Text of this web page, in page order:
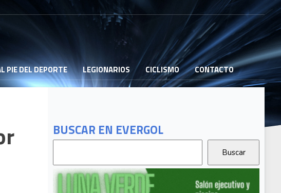
PIE DEL DEPORTE LEGIONARIOS CICLISMO CONTACTO
BUSCAR EN EVERGOL